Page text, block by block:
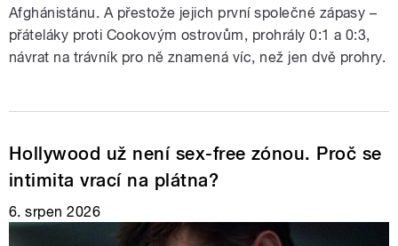
Afghánistánu. A přestože jejich první společné zápasy –
přáteláky proti Cookovým ostrovům, prohrály 0:1 a 0:3,
návrat na trávník pro ně znamená víc, než jen dvě prohry.
Hollywood už není sex-free zónou. Proč se
intimita vrací na plátna?
6. srpen 2026